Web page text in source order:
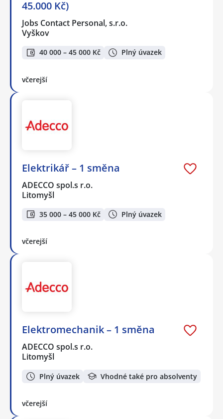
45.000 Kč)
Jobs Contact Personal, s.r.o.
Vyškov
40 000 – 45 000 Kč Plný úvazek
včerejší
Elektrikář – 1 směna
ADECCO spol.s r.o.
Litomyšl
35 000 – 45 000 Kč Plný úvazek
včerejší
Elektromechanik – 1 směna
ADECCO spol.s r.o.
Litomyšl
Plný úvazek Vhodné také pro absolventy
včerejší